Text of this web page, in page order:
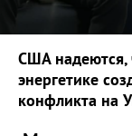
США надеются,
энергетике
конфликта на